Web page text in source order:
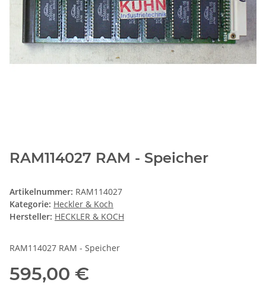
RAM114027 RAM - Speicher
Artikelnummer: RAM114027
Kategorie: Heckler & Koch
Hersteller: HECKLER & KOCH
RAM114027 RAM - Speicher
595,00 €